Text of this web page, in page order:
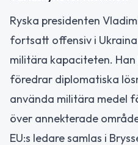
Ryska presidenten
fortsatt offensiv i
militära kapaciteten.
föredrar diplomatiska
använda militära medel
över annekterade
EU:s ledare samlas i